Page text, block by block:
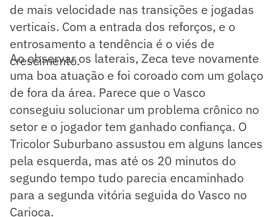
de mais velocidade nas transições e jogadas
verticais. Com a entrada dos reforços, e o
entrosamento a tendência é o viés de
crescimento.
Ao observar os laterais, Zeca teve novamente
uma boa atuação e foi coroado com um golaço
de fora da área. Parece que o Vasco
conseguiu solucionar um problema crônico no
setor e o jogador tem ganhado confiança. O
Tricolor Suburbano assustou em alguns lances
pela esquerda, mas até os 20 minutos do
segundo tempo tudo parecia encaminhado
para a segunda vitória seguida do Vasco no
Carioca.